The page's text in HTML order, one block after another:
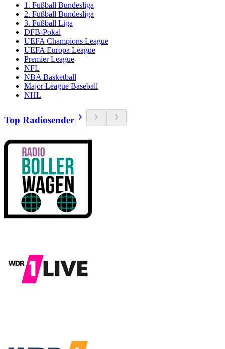
1. Fußball Bundesliga
2. Fußball Bundesliga
3. Fußball Liga
DFB-Pokal
UEFA Champions League
UEFA Europa League
Premier League
NFL
NBA Basketball
Major League Baseball
NHL
Top Radiosender